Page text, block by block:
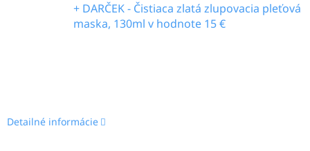
+ DARČEK - Čistiaca zlatá zlupovacia pleťová
maska, 130ml v hodnote 15 €
Detailné informácie